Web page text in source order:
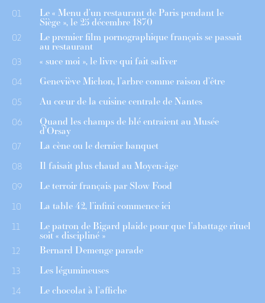
01 Le « Menu d’un restaurant de Paris pendant le
Siège », le 25 décembre 1870
02 Le premier film pornographique français se passait
au restaurant
03 « suce moi », le livre qui fait saliver
04 Geneviève Michon, l’arbre comme raison d’être
05 Au cœur de la cuisine centrale de Nantes
06 Quand les champs de blé entraient au Musée
d’Orsay
07 La cène ou le dernier banquet
08 Il faisait plus chaud au Moyen-âge
09 Le terroir français par Slow Food
10 La table 42, l’infini commence ici
11 Le patron de Bigard plaide pour que l’abattage rituel
soit « discipliné »
12 Bernard Demenge parade
13 Les légumineuses
14 Le chocolat à l’affiche